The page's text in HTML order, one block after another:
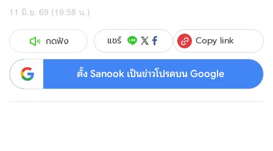
11 มิ.ย. 69 (19:58 น.)
กดฟัง แชร์ Copy link
ตั้ง Sanook เป็นข่าวโปรดบน Google